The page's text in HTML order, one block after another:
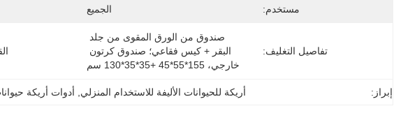
مستخدم: الجميع
تفاصيل التغليف:
خارجي، 155*55*45 +35*35*130 سم
إبراز: أريكة للحيوانات الأليفة للاستخدام المنزلي أدوات أريكة